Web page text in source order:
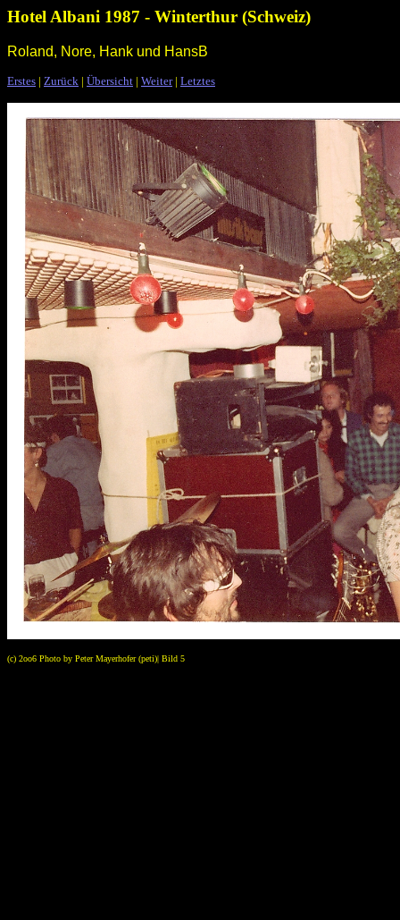
Hotel Albani 1987 - Winterthur (Schweiz)
Roland, Nore, Hank und HansB
Erstes | Zurück | Übersicht | Weiter| Letztes
(c) 2oo6 Photo by Peter Mayerhofer (peti)| Bild 5